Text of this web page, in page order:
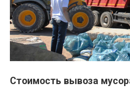
Стоимость вывоза